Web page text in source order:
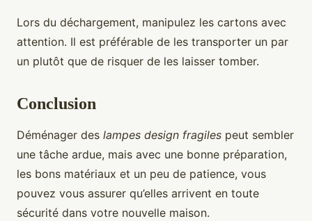
Lors du déchargement, manipulez les cartons avec
attention. Il est préférable de les transporter un par
un plutôt que de risquer de les laisser tomber.
Conclusion
Déménager des lampes design fragiles peut sembler
une tâche ardue, mais avec une bonne préparation,
les bons matériaux et un peu de patience, vous
pouvez vous assurer qu’elles arrivent en toute
sécurité dans votre nouvelle maison.